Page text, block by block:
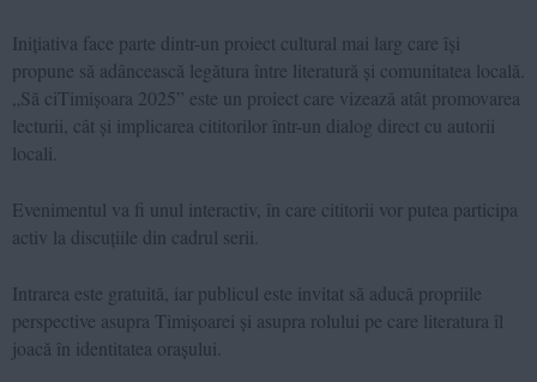
Inițiativa face parte dintr-un proiect cultural mai larg care își
propune să adâncească legătura între literatură și comunitatea locală.
„Să ciTimișoara 2025” este un proiect care vizează atât promovarea
lecturii, cât și implicarea cititorilor într-un dialog direct cu autorii
locali.
Evenimentul va fi unul interactiv, în care cititorii vor putea participa
activ la discuțiile din cadrul serii.
Intrarea este gratuită, iar publicul este invitat să aducă propriile
perspective asupra Timișoarei și asupra rolului pe care literatura îl
joacă în identitatea orașului.